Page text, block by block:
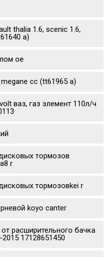
thalia 1.6, scenic 1.6,
a)
oe
cc (tt61965 a)
ваз, газ элемент 110л/ч
тормозов
r
тормозовkei r
koyo canter
расширительного бачка
17128651450